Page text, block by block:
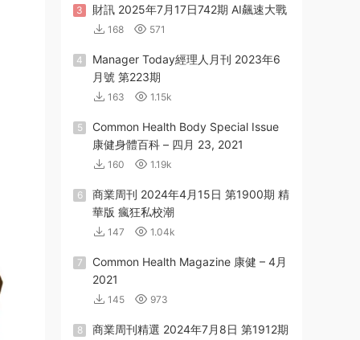
3 財訊 2025年7月17日742期 AI飆速大戰
168 571
4
Manager Today經理人月刊 2023年6
月號 第223期
163 1.15k
5
Common Health Body Special Issue
康健身體百科 – 四月 23, 2021
160 1.19k
6
商業周刊 2024年4月15日 第1900期 精
華版 瘋狂私校潮
147 1.04k
7
Common Health Magazine 康健 – 4月
2021
145 973
8 商業周刊精選 2024年7月8日 第1912期